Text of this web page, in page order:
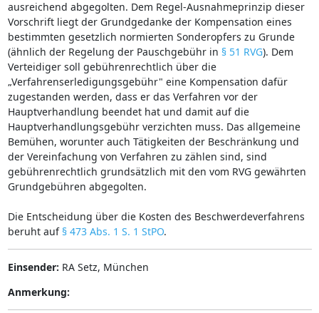
ausreichend abgegolten. Dem Regel-Ausnahmeprinzip dieser
Vorschrift liegt der Grundgedanke der Kompensation eines
bestimmten gesetzlich normierten Sonderopfers zu Grunde
(ähnlich der Regelung der Pauschgebühr in § 51 RVG). Dem
Verteidiger soll gebührenrechtlich über die
„Verfahrenserledigungsgebühr" eine Kompensation dafür
zugestanden werden, dass er das Verfahren vor der
Hauptverhandlung beendet hat und damit auf die
Hauptverhandlungsgebühr verzichten muss. Das allgemeine
Bemühen, worunter auch Tätigkeiten der Beschränkung und
der Vereinfachung von Verfahren zu zählen sind, sind
gebührenrechtlich grundsätzlich mit den vom RVG gewährten
Grundgebühren abgegolten.
Die Entscheidung über die Kosten des Beschwerdeverfahrens
beruht auf § 473 Abs. 1 S. 1 StPO.
Einsender: RA Setz, München
Anmerkung: